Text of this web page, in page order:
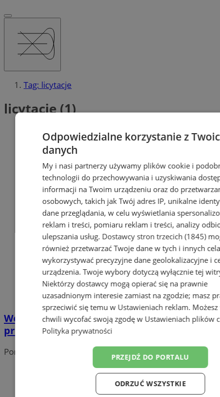
Tag: licytacje
licytacje (1)
Wodzisław Śląski zagra z WOŚP: sprawdź
program finału
Portal należy do sieci
Odpowiedzialne korzystanie z
danych
My i nasi partnerzy używamy plików cookie i
technologii do przechowywania i uzyskiwania
informacji na Twoim urządzeniu oraz do
osobowych, takich jak Twój adres IP, unikalne
dane przeglądania, w celu wyświetlania
reklam i treści, pomiaru reklam i treści, analizy
ulepszania usług. Dostawcy stron trzecich (1845)
również przetwarzać Twoje dane w tych i innych
wykorzystywać precyzyjne dane geolokalizacyjne i
urządzenia. Twoje wybory dotyczą wyłącznie tej
Niektórzy dostawcy mogą opierać się na prawnie
uzasadnionym interesie zamiast na zgodzie; masz
sprzeciwić się temu w Ustawieniach reklam.
chwili wycofać swoją zgodę w Ustawieniach plików
Polityka prywatności
PRZEJDŹ DO PORTALU
ODRZUĆ WSZYSTKIE